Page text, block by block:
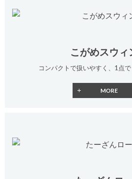
こがめスウィ
コンパクトで扱いやすく、1点